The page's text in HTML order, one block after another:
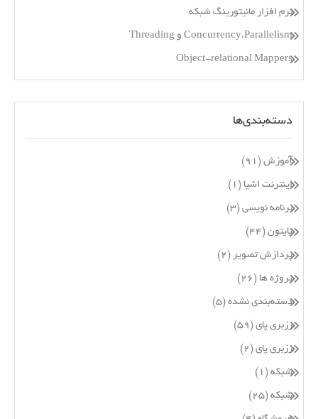
نرم افزار مانیتورینگ شبکه
Concurrency،Parallelism و Threading
Object-relational Mappers
دسته‌بندی‌ها
آموزش (۹۱)
اینترنت اشیا (۱)
برنامه نویسی (۳)
پایتون (۴۴)
پردازش تصویر (۲)
پروژه ها (۲۶)
دسته‌بندی نشده (۵)
رزبری پای (۵۹)
رزبری پای (۲)
شبکه (۱)
شبکه (۲۵)